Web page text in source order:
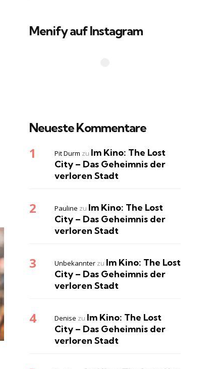
Menify auf Instagram
Neueste Kommentare
Pit Durm zu Im Kino: The Lost
City – Das Geheimnis der
verloren Stadt
Pauline zu Im Kino: The Lost
City – Das Geheimnis der
verloren Stadt
Unbekannter zu Im Kino: The Lost
City – Das Geheimnis der
verloren Stadt
Denise zu Im Kino: The Lost
City – Das Geheimnis der
verloren Stadt